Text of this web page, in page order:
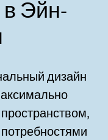
Эйн-
дизайн
потребностями